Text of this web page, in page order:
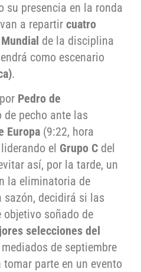
su presencia en la ronda
a repartir cuatro
Mundial de la disciplina
como escenario
.
Pedro de
de pecho ante las
Europa (9:22, hora
el Grupo C del
así, por la tarde, un
la eliminatoria de
sazón, decidirá si las
objetivo soñado de
selecciones del
de septiembre
parte en un evento